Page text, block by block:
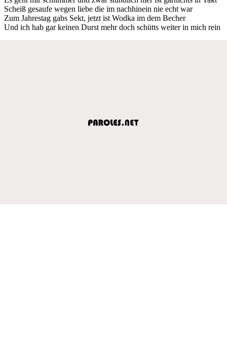
Scheiß gesaufe wegen liebe die im nachhinein nie echt war
Zum Jahrestag gabs Sekt, jetzt ist Wodka im dem Becher
Und ich hab gar keinen Durst mehr doch schütts weiter in mich rein